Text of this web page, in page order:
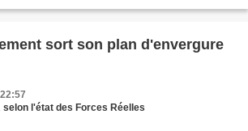
sort son plan d'envergure
selon l'état des Forces Réelles